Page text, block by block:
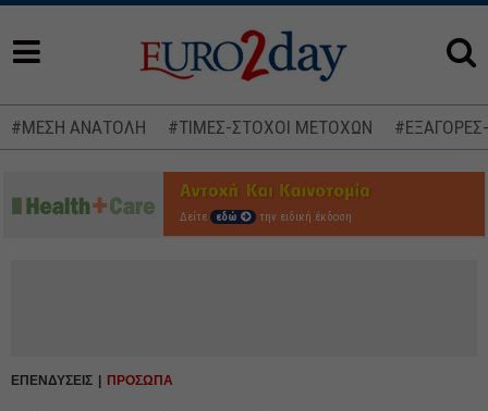
#ΜΕΣΗ ΑΝΑΤΟΛΗ #ΤΙΜΕΣ-ΣΤΟΧΟΙ ΜΕΤΟΧΩΝ
Δείτε εδώ την ειδική έκδοση
ΕΠΕΝΔΥΣΕΙΣ ΠΡΟΣΩΠΑ